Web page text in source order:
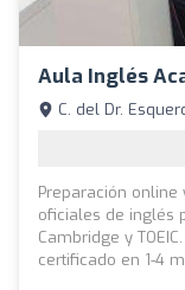
Aula Inglés
C. del Dr.
Preparación
oficiales de inglés
Cambridge y
certificado en 1-4